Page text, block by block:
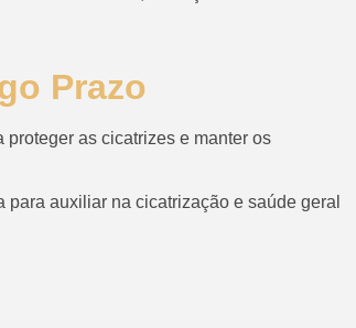
Prazo
proteger as cicatrizes e manter os
para auxiliar na cicatrização e saúde geral